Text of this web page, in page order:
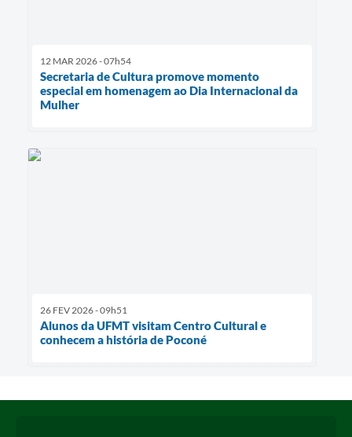
12 MAR 2026 - 07h54
Secretaria de Cultura promove momento
especial em homenagem ao Dia Internacional da
Mulher
26 FEV 2026 - 09h51
Alunos da UFMT visitam Centro Cultural e
conhecem a história de Poconé